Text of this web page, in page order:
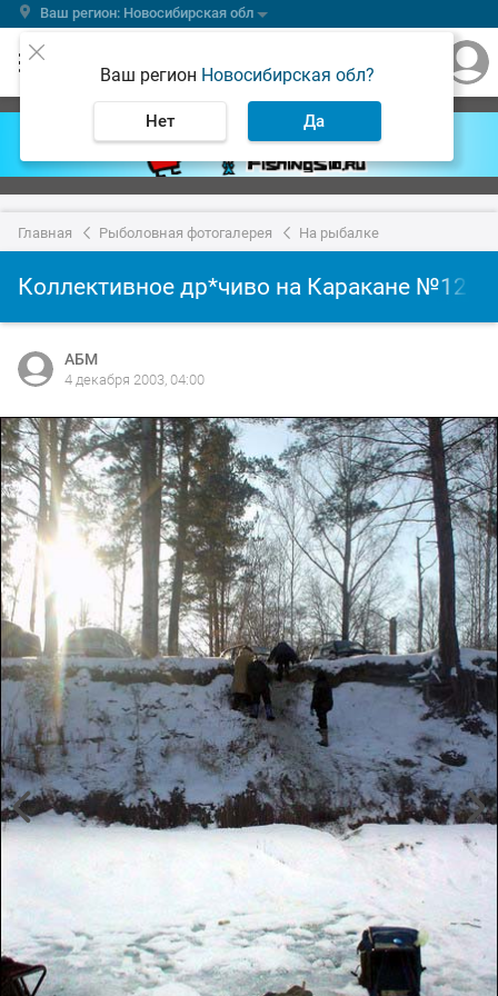
Ваш регион: Новосибирская обл
Ваш регион Новосибирская обл?
Нет Да
Главная Рыболовная фотогалерея На рыбалке
Коллективное др*чиво на Каракане №12
АБМ
4 декабря 2003, 04:00